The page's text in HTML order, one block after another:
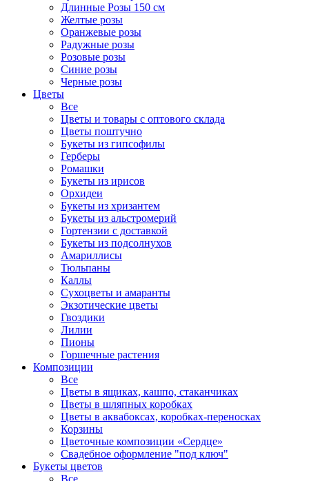
Длинные Розы 150 см
Желтые розы
Оранжевые розы
Радужные розы
Розовые розы
Синие розы
Черные розы
Цветы
Все
Цветы и товары с оптового склада
Цветы поштучно
Букеты из гипсофилы
Герберы
Ромашки
Букеты из ирисов
Орхидеи
Букеты из хризантем
Букеты из альстромерий
Гортензии с доставкой
Букеты из подсолнухов
Амариллисы
Тюльпаны
Каллы
Сухоцветы и амаранты
Экзотические цветы
Гвоздики
Лилии
Пионы
Горшечные растения
Композиции
Все
Цветы в ящиках, кашпо, стаканчиках
Цветы в шляпных коробках
Цветы в аквабоксах, коробках-переносках
Корзины
Цветочные композиции «Сердце»
Свадебное оформление "под ключ"
Букеты цветов
Все